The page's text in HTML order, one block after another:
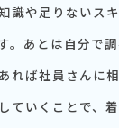
識や足りないス
。あとは自分で
れば社員さんに
ていくことで、